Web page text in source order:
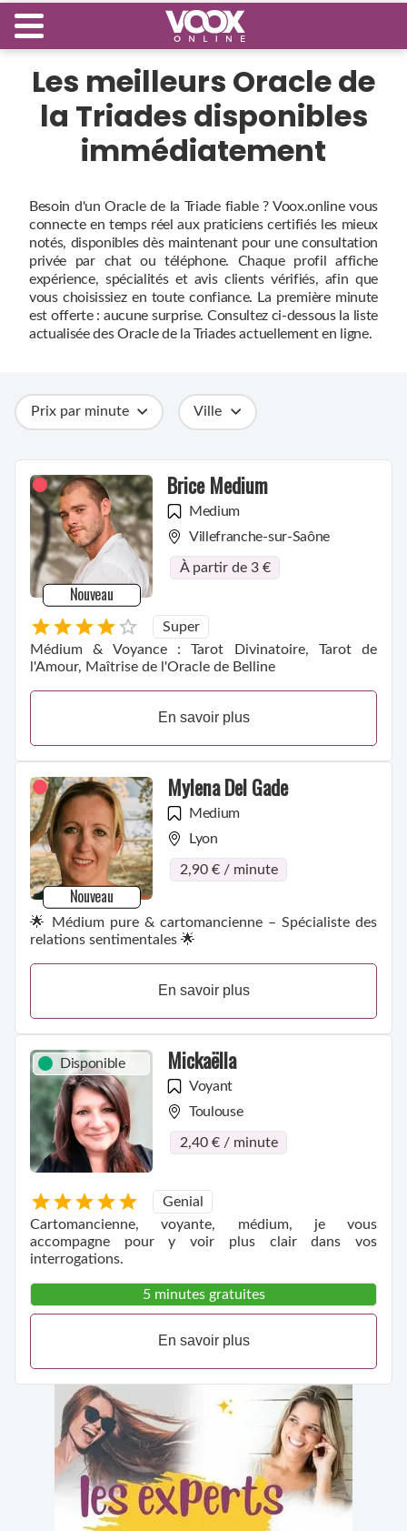
Les meilleurs Oracle de
la Triades disponibles
immédiatement
Besoin d'un Oracle de la Triade fiable ? Voox.online vous
connecte en temps réel aux praticiens certifiés les mieux
notés, disponibles dès maintenant pour une consultation
privée par chat ou téléphone. Chaque profil affiche
expérience, spécialités et avis clients vérifiés, afin que
vous choisissiez en toute confiance. La première minute
est offerte : aucune surprise. Consultez ci‑dessous la liste
actualisée des Oracle de la Triades actuellement en ligne.
Prix par minute
Catégories
Métiers
Compétences
Ville
Nouveau
Brice Medium
Medium
Villefranche-sur-Saône
À partir de 3 €
Super
Médium & Voyance : Tarot Divinatoire, Tarot de
l'Amour, Maîtrise de l'Oracle de Belline
En savoir plus
Nouveau
Mylena Del Gade
Medium
Lyon
2,90 € / minute
🌟 Médium pure & cartomancienne – Spécialiste des
relations sentimentales 🌟
En savoir plus
Disponible Mickaëlla
Voyant
Toulouse
2,40 € / minute
Genial
Cartomancienne, voyante, médium, je vous
accompagne pour y voir plus clair dans vos
interrogations.
5 minutes gratuites
En savoir plus